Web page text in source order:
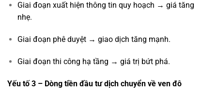
Giai đoạn xuất hiện thông tin quy hoạch → giá tăng
nhẹ.
Giai đoạn phê duyệt → giao dịch tăng mạnh.
Giai đoạn thi công hạ tầng → giá trị bứt phá.
Yếu tố 3 – Dòng tiền đầu tư dịch chuyển về ven đô